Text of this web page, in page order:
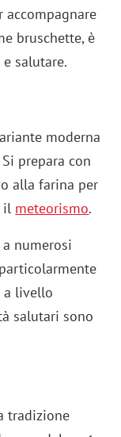
bruschette, è
salutare.
moderna
prepara con
alla farina per
il meteorismo.
numerosi
a livello
salutari sono
tradizione